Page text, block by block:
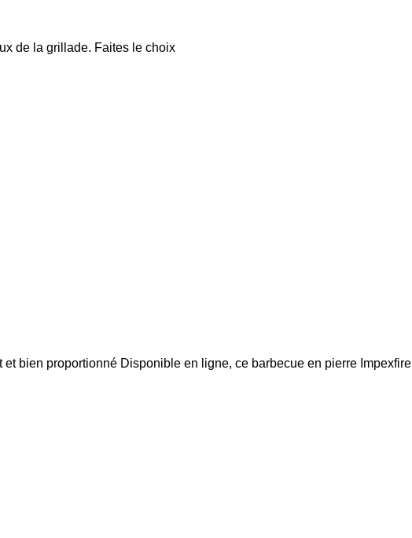
de la grillade. Faites le choix
bien proportionné Disponible en ligne, ce barbecue en pierre Impexfire